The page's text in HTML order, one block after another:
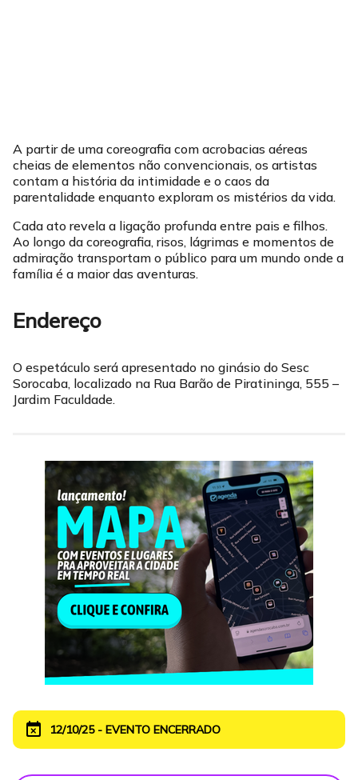
A partir de uma coreografia com acrobacias aéreas
cheias de elementos não convencionais, os artistas
contam a história da intimidade e o caos da
parentalidade enquanto exploram os mistérios da vida.
Cada ato revela a ligação profunda entre pais e filhos.
Ao longo da coreografia, risos, lágrimas e momentos de
admiração transportam o público para um mundo onde a
família é a maior das aventuras.
Endereço
O espetáculo será apresentado no ginásio do Sesc
Sorocaba, localizado na Rua Barão de Piratininga, 555 –
Jardim Faculdade.
event_busy 12/10/25 - EVENTO ENCERRADO